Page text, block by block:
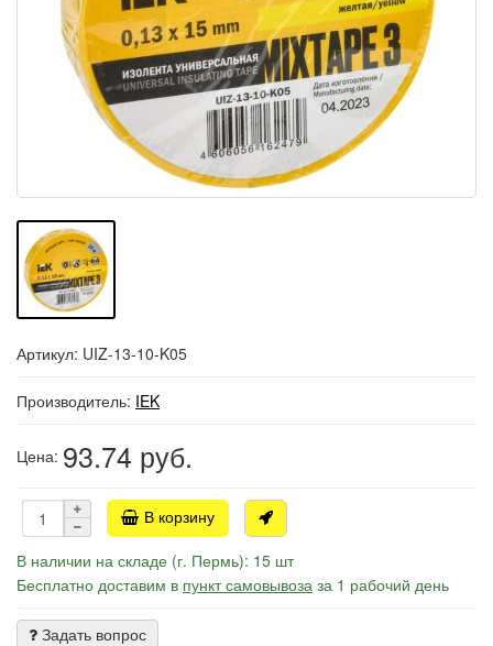
Артикул: UIZ-13-10-K05
Производитель: IEK
Цена: 93.74 руб.
В корзину
В наличии на складе (г. Пермь): 15 шт
Бесплатно доставим в пункт самовывоза за 1 рабочий день
Задать вопрос